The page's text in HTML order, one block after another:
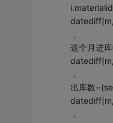
，
这个月进
，
出库数
，